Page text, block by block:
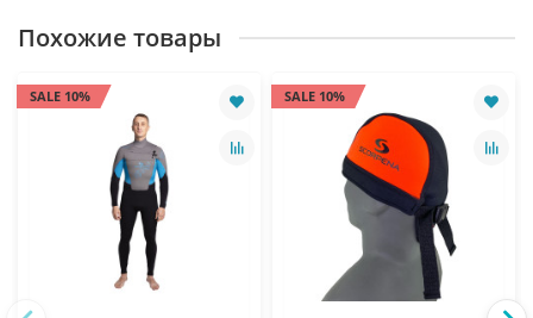
Похожие товары
SALE 10% SALE 10%